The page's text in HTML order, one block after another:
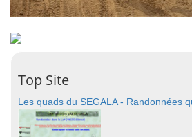
Top Site
Les quads du SEGALA - Randonnées